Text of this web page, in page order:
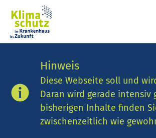
Skip to main content
Skip to page footer
Hinweis
Diese Webseite soll und
Daran wird gerade intensiv
bisherigen Inhalte finden
zwischenzeitlich wie